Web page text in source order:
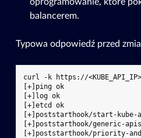
balancerem.
Typowa odpowiedź przed
curl -k https://
[+]ping ok
[+]log ok
[+]etcd ok
[+]poststarthook/start-
[+]poststarthook/generic-
[+]poststarthook/priority-